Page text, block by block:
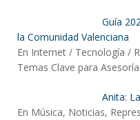
Guía
la Comunidad Valenciana
En Internet / Tecnología /
Temas Clave para
Anita:
En Música, Noticias,